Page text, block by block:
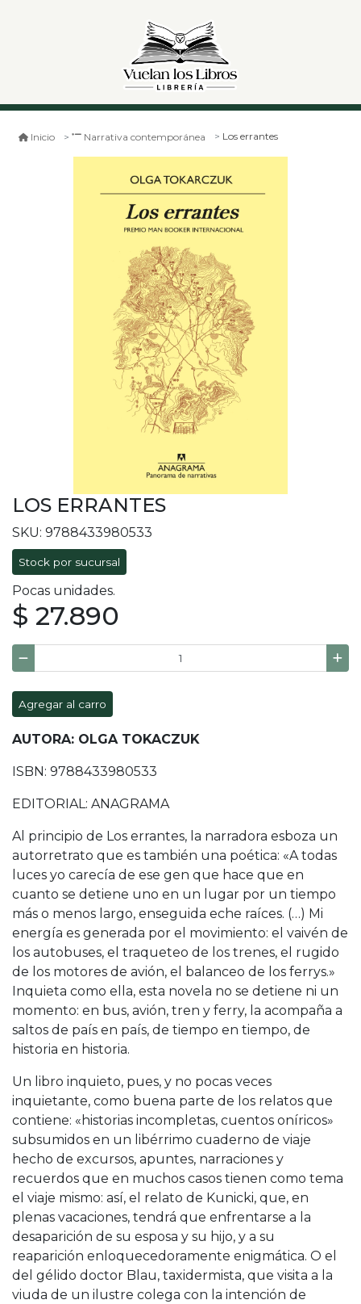
Inicio Narrativa contemporánea Los errantes
LOS ERRANTES
SKU: 9788433980533
Stock por sucursal
Pocas unidades.
$ 27.890
Agregar al carro
AUTORA: OLGA TOKACZUK
ISBN: 9788433980533
EDITORIAL: ANAGRAMA
Al principio de Los errantes, la narradora esboza un
autorretrato que es también una poética: «A todas
luces yo carecía de ese gen que hace que en
cuanto se detiene uno en un lugar por un tiempo
más o menos largo, enseguida eche raíces. (…) Mi
energía es generada por el movimiento: el vaivén de
los autobuses, el traqueteo de los trenes, el rugido
de los motores de avión, el balanceo de los ferrys.»
Inquieta como ella, esta novela no se detiene ni un
momento: en bus, avión, tren y ferry, la acompaña a
saltos de país en país, de tiempo en tiempo, de
historia en historia.
Un libro inquieto, pues, y no pocas veces
inquietante, como buena parte de los relatos que
contiene: «historias incompletas, cuentos oníricos»
subsumidos en un libérrimo cuaderno de viaje
hecho de excursos, apuntes, narraciones y
recuerdos que en muchos casos tienen como tema
el viaje mismo: así, el relato de Kunicki, que, en
plenas vacaciones, tendrá que enfrentarse a la
desaparición de su esposa y su hijo, y a su
reaparición enloquecedoramente enigmática. O el
del gélido doctor Blau, taxidermista, que visita a la
viuda de un ilustre colega con la intención de